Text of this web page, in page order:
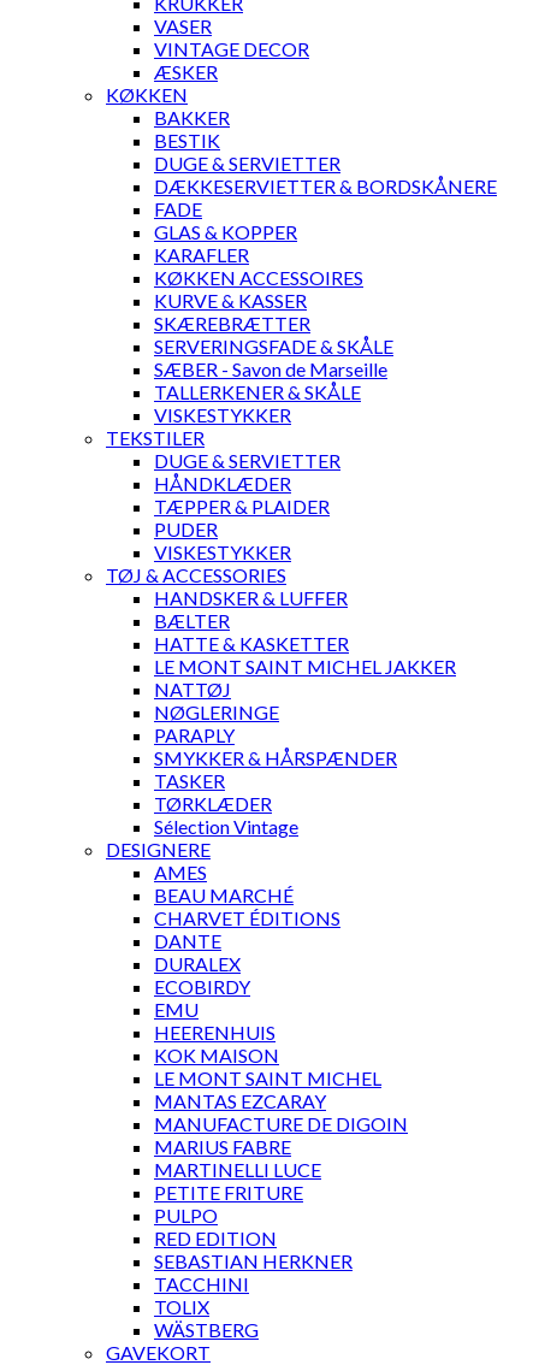
VASER
VINTAGE DECOR
ÆSKER
KØKKEN
BAKKER
BESTIK
DUGE & SERVIETTER
DÆKKESERVIETTER & BORDSKÅNERE
FADE
GLAS & KOPPER
KARAFLER
KØKKEN ACCESSOIRES
KURVE & KASSER
SKÆREBRÆTTER
SERVERINGSFADE & SKÅLE
SÆBER - Savon de Marseille
TALLERKENER & SKÅLE
VISKESTYKKER
TEKSTILER
DUGE & SERVIETTER
HÅNDKLÆDER
TÆPPER & PLAIDER
PUDER
VISKESTYKKER
TØJ & ACCESSORIES
HANDSKER & LUFFER
BÆLTER
HATTE & KASKETTER
LE MONT SAINT MICHEL JAKKER
NATTØJ
NØGLERINGE
PARAPLY
SMYKKER & HÅRSPÆNDER
TASKER
TØRKLÆDER
Sélection Vintage
DESIGNERE
AMES
BEAU MARCHÉ
CHARVET ÉDITIONS
DANTE
DURALEX
ECOBIRDY
EMU
HEERENHUIS
KOK MAISON
LE MONT SAINT MICHEL
MANTAS EZCARAY
MANUFACTURE DE DIGOIN
MARIUS FABRE
MARTINELLI LUCE
PETITE FRITURE
PULPO
RED EDITION
SEBASTIAN HERKNER
TACCHINI
TOLIX
WÄSTBERG
GAVEKORT